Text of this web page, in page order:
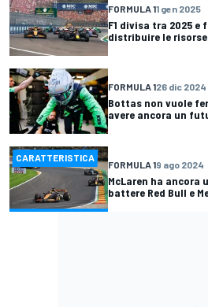
FORMULA 11 gen 2025
F1 divisa tra 2025
distribuire le
FORMULA 126 dic 2024
Bottas non vuole
avere ancora un
CARATTERISTICA
FORMULA 19 ago 2024
McLaren ha ancora
battere Red Bull e